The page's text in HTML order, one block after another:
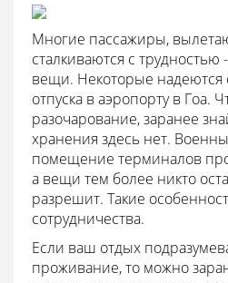
Многие пассажиры,
сталкиваются с трудностью
вещи. Некоторые надеются
отпуска в аэропорту в Гоа.
разочарование, заранее
хранения здесь нет.
помещение терминалов
а вещи тем более никто
разрешит. Такие
сотрудничества.
Если ваш отдых
проживание, то можно